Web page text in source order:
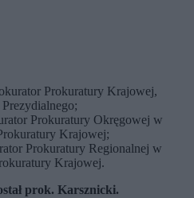
Prokuratury Krajowej,
Prokuratury Okręgowej w
Krajowej;
Prokuratury Regionalnej w
Krajowej.
prok. Karsznicki.